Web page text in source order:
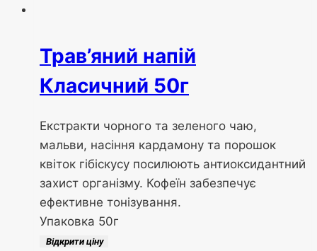
Трав’яний напій
Класичний 50г
Екстракти чорного та зеленого чаю,
мальви, насіння кардамону та порошок
квіток гібіскусу посилюють антиоксидантний
захист організму. Кофеїн забезпечує
ефективне тонізування.
Упаковка 50г
Відкрити ціну